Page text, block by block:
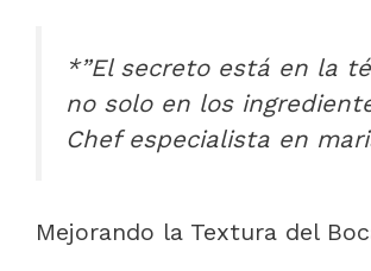
*”El secreto está en la
no solo en los
Chef especialista en
Mejorando la Textura del